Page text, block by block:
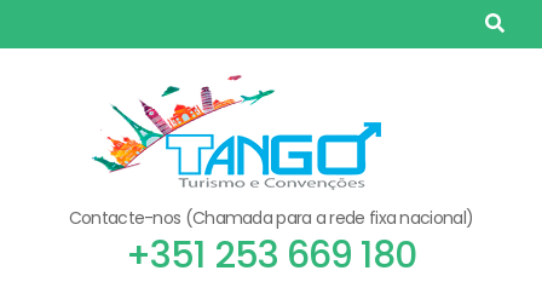
to
Contacte-nos (Chamada para a rede fixa nacional)
+351 253 669 180